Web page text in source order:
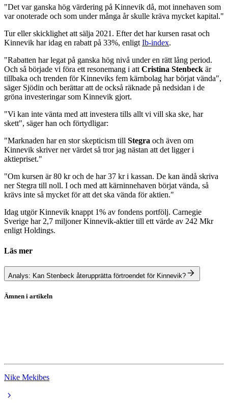
"Det var ganska hög värdering på Kinnevik då, mot innehaven som
var onoterade och som under många år skulle kräva mycket kapital."
Tur eller skicklighet att sälja 2021. Efter det har kursen rasat och
Kinnevik har idag en rabatt på 33%, enligt Ib-index.
"Rabatten har legat på ganska hög nivå under en rätt lång period.
Och så började vi föra ett resonemang i att Cristina Stenbeck är
tillbaka och trenden för Kinneviks fem kärnbolag har börjat vända",
säger Sjödin och berättar att de också räknade på nedsidan i de
gröna investeringar som Kinnevik gjort.
"Vi kan inte vänta med att investera tills allt vi vill ska ske, har
skett", säger han och förtydligar:
"Marknaden har en stor skepticism till Stegra och även om
Kinnevik skriver ner värdet så tror jag nästan att det ligger i
aktiepriset."
"Om kursen är 80 kr och de har 37 kr i kassan. De kan ändå skriva
ner Stegra till noll. I och med att kärninnehaven börjat vända, så
krävs inte så mycket för att det ska vända för aktien."
Idag utgör Kinnevik knappt 1% av fondens portfölj. Carnegie
Sverige har 2,7 miljoner Kinnevik-aktier till ett värde av 242 Mkr
enligt Holdings.
Läs mer
Analys: Kan Stenbeck återupprätta förtroendet för Kinnevik?
Ämnen i artikeln
Nike Mekibes